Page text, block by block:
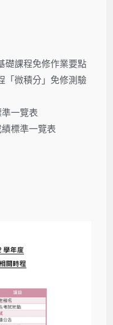
礎課程免修作業要點
「微積分」免修測驗
一覽表
標準一覽表